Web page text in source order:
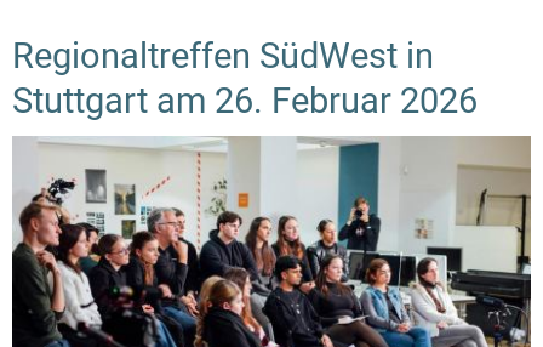
Regionaltreffen SüdWest in
Stuttgart am 26. Februar 2026